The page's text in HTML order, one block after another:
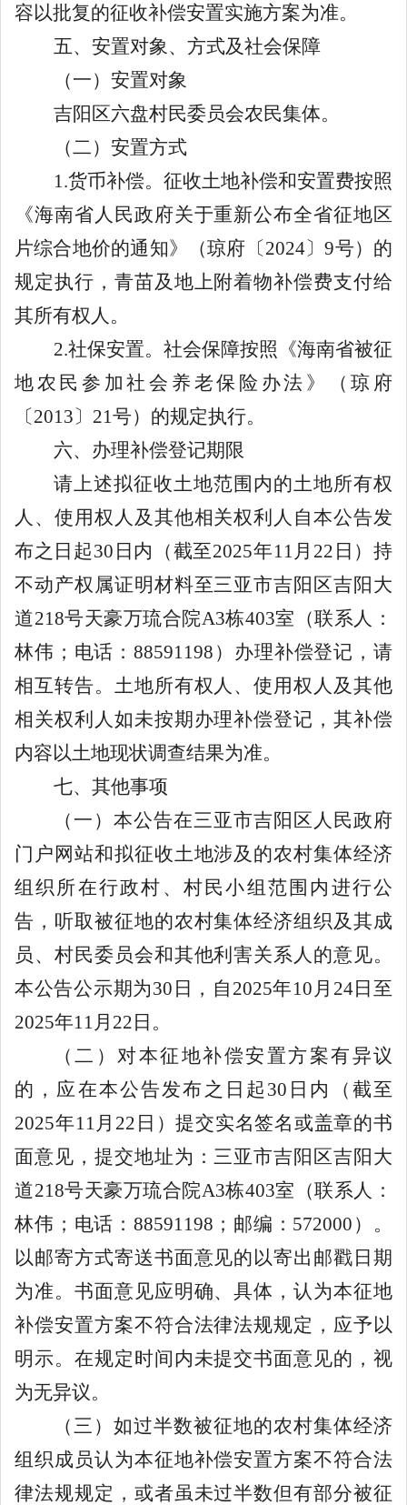
容以批复的征收补偿安置实施方案为准。
五、 安置对象、方式及社会保障
（一）安置对象
吉阳区六盘村民委员会农民集体。
（二）安置方式
1.货币补偿。征收土地补偿和安置费按照
《海南省人民政府关于重新公布全省征地区
片综合地价的通知》（琼府〔2024〕9号）的
规定执行，青苗及地上附着物补偿费支付给
其所有权人。
2.社保安置。社会保障按照《海南省被征
地农民参加社会养老保险办法》（琼府
〔2013〕 21号）的规定执行。
六、办理补偿登记期限
请上述拟征收土地范围内的土地所有权
人、使用权人及其他相关权利人自本公告发
布之日起30 日内 （截至2025年11 月 22 日）持
不动产权属证明材料至三亚市吉阳区吉阳大
道218号天豪万琉合院A3栋403室 （联系人：
林伟；电话：88591198 ） 办理补偿登记，请
相互转告。土地所有权人、使用权人及其他
相关权利人如未按期办理补偿登记，其补偿
内容以土地现状调查结果为准。
七、其他事项
（一）本公告在三亚市吉阳区人民政府
门户网站和拟征收土地涉及的农村集体经济
组织所在行政村、村民小组范围内进行公
告，听取被征地的农村集体经济组织及其成
员、村民委员会和其他利害关系人的意见。
本公告公示期为30 日，自 2025年10 月 24日至
2025年11 月 22 日。
（二）对本征地补偿安置方案有异议
的，应在本公告发布之日起 30 日内（截至
2025年11 月 22 日）提交实名签名或盖章的书
面意见，提交地址为：三亚市吉阳区吉阳大
道218号天豪万琉合院A3栋403室 （联系人：
林伟；电话： 88591198 ；邮编： 572000 ）。
以邮寄方式寄送书面意见的以寄出邮戳日期
为准。书面意见应明确、具体，认为本征地
补偿安置方案不符合法律法规规定，应予以
明示。在规定时间内未提交书面意见的，视
为无异议。
（三）如过半数被征地的农村集体经济
组织成员认为本征地补偿安置方案不符合法
律法规规定，或者虽未过半数但有部分被征